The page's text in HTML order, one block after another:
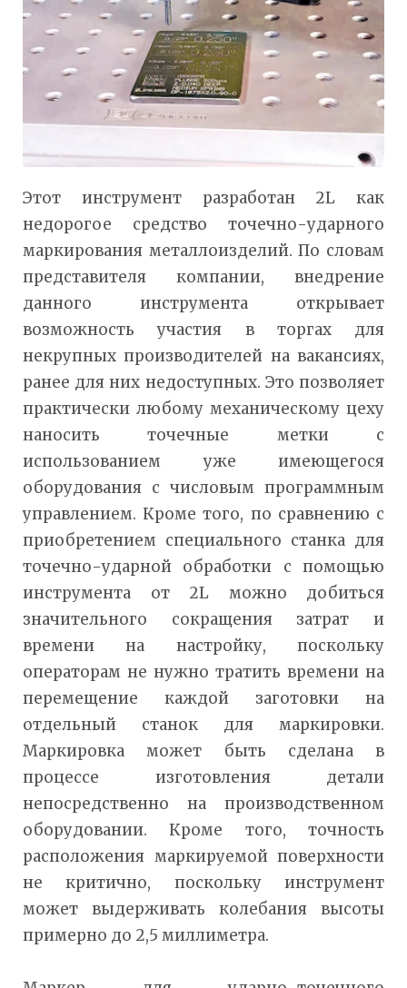
Этот инструмент разработан 2L как
недорогое средство точечно-ударного
маркирования металлоизделий. По словам
представителя компании, внедрение
данного инструмента открывает
возможность участия в торгах для
некрупных производителей на вакансиях,
ранее для них недоступных. Это позволяет
практически любому механическому цеху
наносить точечные метки с
использованием уже имеющегося
оборудования с числовым программным
управлением. Кроме того, по сравнению с
приобретением специального станка для
точечно-ударной обработки с помощью
инструмента от 2L можно добиться
значительного сокращения затрат и
времени на настройку, поскольку
операторам не нужно тратить времени на
перемещение каждой заготовки на
отдельный станок для маркировки.
Маркировка может быть сделана в
процессе изготовления детали
непосредственно на производственном
оборудовании. Кроме того, точность
расположения маркируемой поверхности
не критично, поскольку инструмент
может выдерживать колебания высоты
примерно до 2,5 миллиметра.